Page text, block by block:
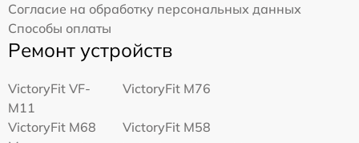
Согласие на обработку персональных данных
Способы оплаты
Ремонт устройств
VictoryFit VF-
M11
VictoryFit M76
VictoryFit M68
VictoryFit M58